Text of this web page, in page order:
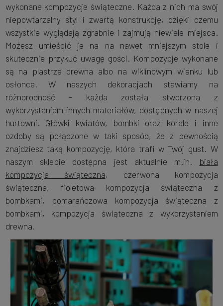
wykonane kompozycje świąteczne. Każda z nich ma swój
niepowtarzalny styl i zwartą konstrukcję, dzięki czemu
wszystkie wyglądają zgrabnie i zajmują niewiele miejsca.
Możesz umieścić je na na nawet mniejszym stole i
skutecznie przykuć uwagę gości. Kompozycje wykonane
są na plastrze drewna albo na wiklinowym wianku lub
osłonce. W naszych dekoracjach stawiamy na
różnorodność - każda została stworzona z
wykorzystaniem innych materiałów, dostępnych w naszej
hurtowni. Główki kwiatów, bombki oraz korale i inne
ozdoby są połączone w taki sposób, że z pewnością
znajdziesz taką kompozycję, która trafi w Twój gust. W
naszym sklepie dostępna jest aktualnie m.in. biała
kompozycja świąteczna, czerwona kompozycja
świąteczna, fioletowa kompozycja świąteczna z
bombkami, pomarańczowa kompozycja świąteczna z
bombkami, kompozycja świąteczna z wykorzystaniem
drewna.